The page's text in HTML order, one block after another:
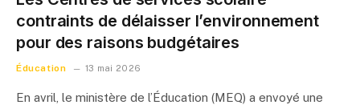
contraints de délaisser l’environnement
pour des raisons budgétaires
Éducation 13 mai 2026
En avril, le ministère de l’Éducation (MEQ) a envoyé une